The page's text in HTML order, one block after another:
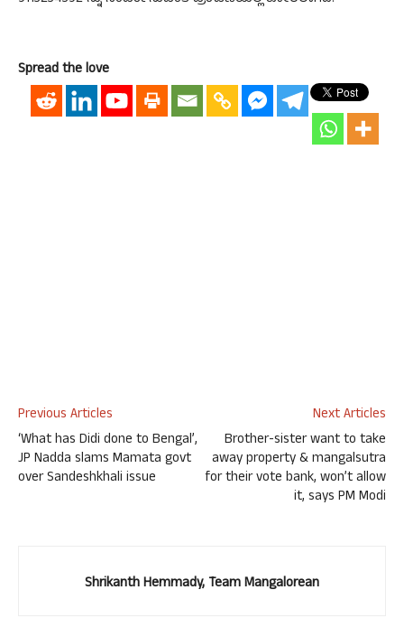
Spread the love
Previous Articles
‘What has Didi done to Bengal’,
JP Nadda slams Mamata govt
over Sandeshkhali issue
Next Articles
Brother-sister want to take
away property & mangalsutra
for their vote bank, won’t allow
it, says PM Modi
Shrikanth Hemmady, Team Mangalorean